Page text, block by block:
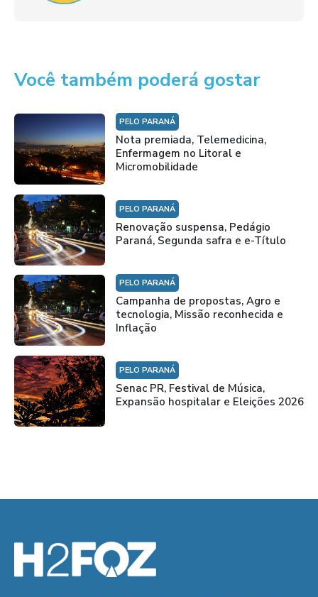
Você também poderá gostar
PELO PARANÁ
Nota premiada, Telemedicina,
Enfermagem no Litoral e
Micromobilidade
PELO PARANÁ
Renovação suspensa, Pedágio
Paraná, Segunda safra e e-Título
PELO PARANÁ
Campanha de propostas, Agro e
tecnologia, Missão reconhecida e
Inflação
PELO PARANÁ
Senac PR, Festival de Música,
Expansão hospitalar e Eleições 2026